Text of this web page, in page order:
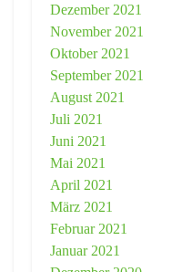
Dezember 2021
November 2021
Oktober 2021
September 2021
August 2021
Juli 2021
Juni 2021
Mai 2021
April 2021
März 2021
Februar 2021
Januar 2021